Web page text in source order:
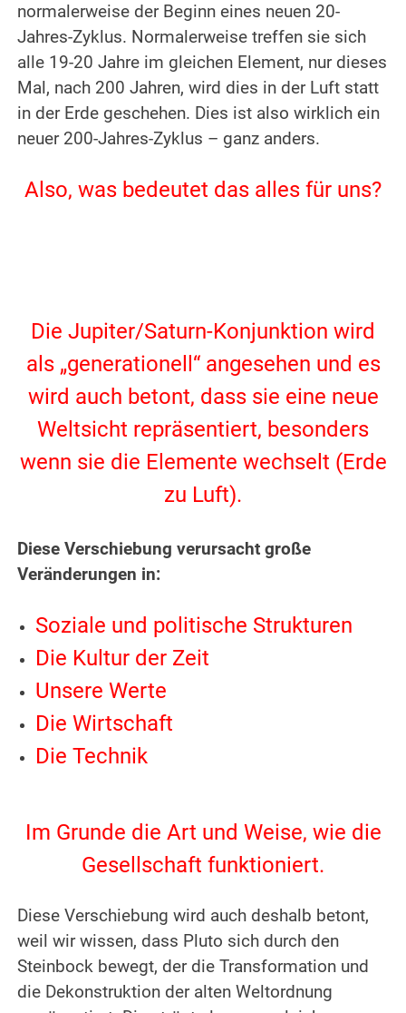
normalerweise der Beginn eines neuen 20-
Jahres-Zyklus. Normalerweise treffen sie sich
alle 19-20 Jahre im gleichen Element, nur dieses
Mal, nach 200 Jahren, wird dies in der Luft statt
in der Erde geschehen. Dies ist also wirklich ein
neuer 200-Jahres-Zyklus – ganz anders.
Also, was bedeutet das alles für uns?
Die Jupiter/Saturn-Konjunktion wird
als „generationell“ angesehen und es
wird auch betont, dass sie eine neue
Weltsicht repräsentiert, besonders
wenn sie die Elemente wechselt (Erde
zu Luft).
Diese Verschiebung verursacht große
Veränderungen in:
Soziale und politische Strukturen
Die Kultur der Zeit
Unsere Werte
Die Wirtschaft
Die Technik
Im Grunde die Art und Weise, wie die
Gesellschaft funktioniert.
Diese Verschiebung wird auch deshalb betont,
weil wir wissen, dass Pluto sich durch den
Steinbock bewegt, der die Transformation und
die Dekonstruktion der alten Weltordnung